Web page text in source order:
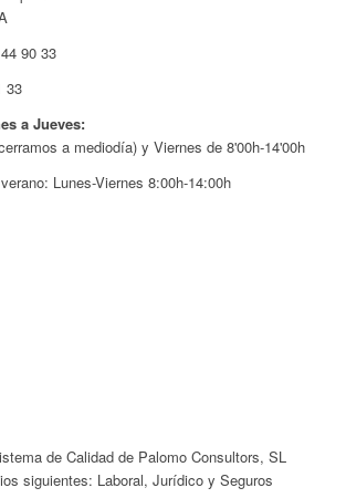
90 33
33
a Jueves:
a mediodía) y Viernes de 8'00h-14'00h
Lunes-Viernes 8:00h-14:00h
de Calidad de Palomo Consultors, SL
siguientes: Laboral, Jurídico y Seguros